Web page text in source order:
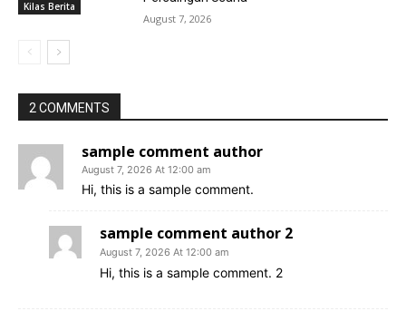
Kilas Berita
August 7, 2026
2 COMMENTS
sample comment author
August 7, 2026 At 12:00 am
Hi, this is a sample comment.
sample comment author 2
August 7, 2026 At 12:00 am
Hi, this is a sample comment. 2